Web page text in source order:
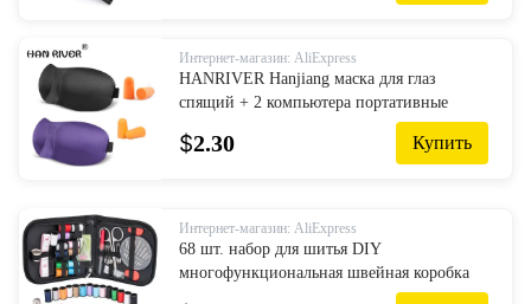
Интернет-магазин: AliExpress
HANRIVER Hanjiang маска для глаз
спящий + 2 компьютера портативные
дорожные пенопластовые очки маска для
глаз и губчатые затычки для ушей цвет
$2.30 Купить
Интернет-магазин: AliExpress
68 шт. набор для шитья DIY
многофункциональная швейная коробка
набор для ручного шитья Швейные